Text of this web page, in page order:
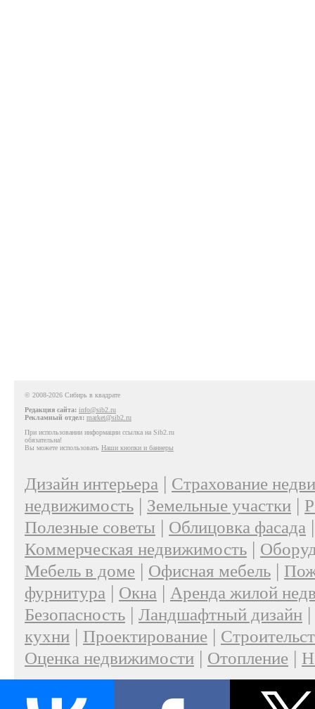
© 2008-2026 Сибирь в квадрате
Редакция сайта: info@sib2.ru
Рекламный отдел: market@sib2.ru
При использовании информации ссылка на Sib2.ru
обязательна!
Вы можете использовать Наши кнопки и баннеры
Дизайн интерьера | Страхование
недвижимость | Земельные участки |
Полезные советы | Облицовка фасада
Коммерческая недвижимость |
Мебель в доме | Офисная мебель |
фурнитура | Окна | Аренда жилой
Безопасность | Ландшафтный дизайн |
кухни | Проектирование |
Оценка недвижимости | Отопление |
О проекте|